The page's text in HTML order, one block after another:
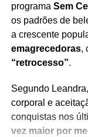
programa Sem
os padrões de
a crescente
emagrecedoras,
“retrocesso”.
Segundo
corporal e
conquistas nos
vez maior por